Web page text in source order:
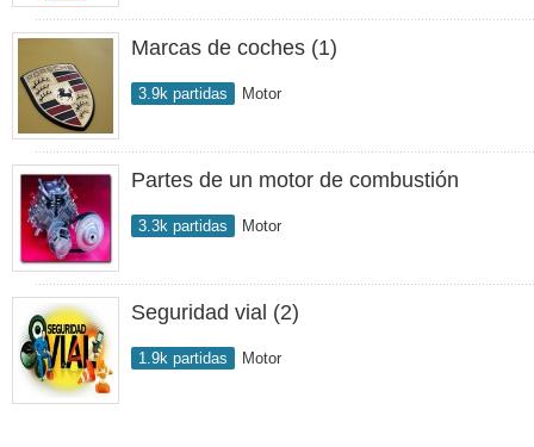
Marcas de coches (1)
3.9k partidas Motor
Partes de un motor de combustión
3.3k partidas Motor
Seguridad vial (2)
1.9k partidas Motor